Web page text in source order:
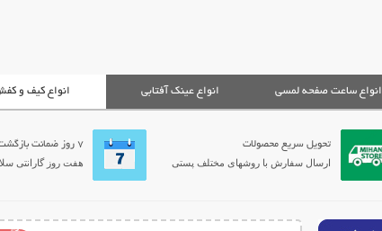
انواع ساعت صفحه لمسی انواع عینک آفتابی انواع کیف و
تحویل سریع محصولات
ارسال سفارش با روشهای مختلف پستی
7 روز ضمانت بازگشت
هفت روز گارانتی